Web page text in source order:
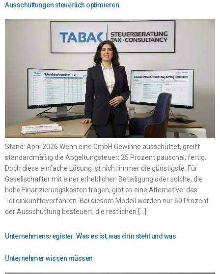
Ausschüttungen steuerlich optimieren
Stand: April 2026 Wenn eine GmbH Gewinne ausschüttet, greift
standardmäßig die Abgeltungsteuer: 25 Prozent pauschal, fertig.
Doch diese einfache Lösung ist nicht immer die günstigste. Für
Gesellschafter mit einer erheblichen Beteiligung oder solche, die
hohe Finanzierungskosten tragen, gibt es eine Alternative: das
Teileinkünfteverfahren. Bei diesem Modell werden nur 60 Prozent
der Ausschüttung besteuert, die restlichen […]
Unternehmensregister: Was es ist, was drin steht und was
Unternehmer wissen müssen